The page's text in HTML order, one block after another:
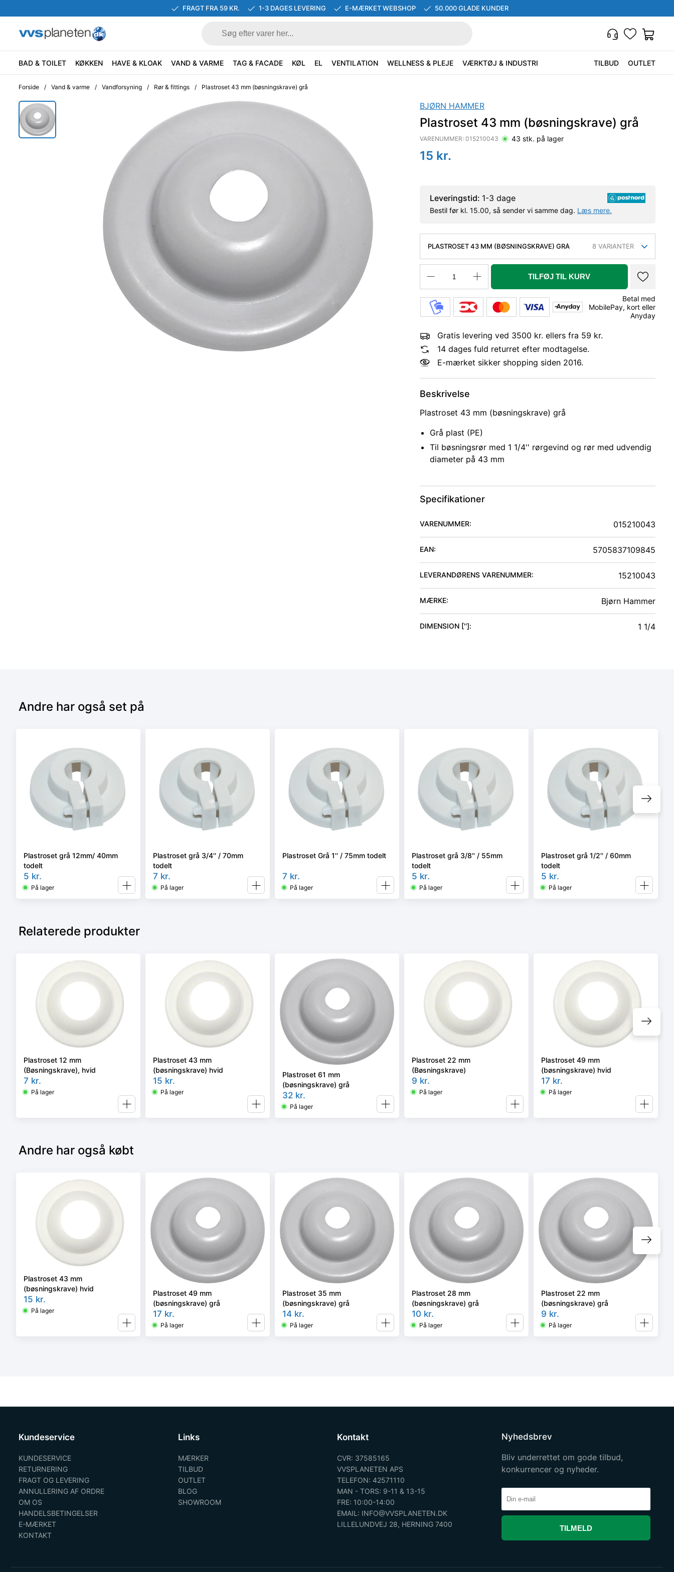
FRAGT FRA 59 KR. 1-3 DAGES LEVERING E-MÆRKET WEBSHOP 50.000 GLADE KUNDER
BAD & TOILET KØKKEN HAVE & KLOAK VAND & VARME TAG & FACADE KØL EL VENTILATION WELLNESS & PLEJE VÆRKTØJ & INDUSTRI TILBUD OUTLET
Forside / Vand & varme / Vandforsyning / Rør & fittings / Plastroset 43 mm (bøsningskrave) grå
BJØRN HAMMER
Plastroset 43 mm (bøsningskrave) grå
VARENUMMER: 015210043 43 stk. på lager
15 kr.
Leveringstid: 1-3 dage
Bestil før kl. 15.00, så sender vi samme dag. Læs mere.
PLASTROSET 43 MM (BØSNINGSKRAVE) GRÅ 8 VARIANTER
TILFØJ TIL KURV
Betal med
MobilePay, kort eller
Anyday
Gratis levering ved 3500 kr. ellers fra 59 kr.
14 dages fuld returret efter modtagelse.
E-mærket sikker shopping siden 2016.
Beskrivelse
Plastroset 43 mm (bøsningskrave) grå
Grå plast (PE)
Til bøsningsrør med 1 1/4'' rørgevind og rør med udvendig
diameter på 43 mm
Specifikationer
VARENUMMER: 015210043
EAN: 5705837109845
LEVERANDØRENS VARENUMMER: 15210043
MÆRKE: Bjørn Hammer
DIMENSION ['']: 1 1/4
Andre har også set på
Plastroset grå 12mm/ 40mm
todelt
5 kr.
På lager
Plastroset grå 3/4'' / 70mm
todelt
7 kr.
På lager
Plastroset Grå 1'' / 75mm todelt
7 kr.
På lager
Plastroset grå 3/8'' / 55mm
todelt
5 kr.
På lager
Plastroset grå 1/2'' / 60mm
todelt
5 kr.
På lager
Relaterede produkter
Plastroset 12 mm
(Bøsningskrave), hvid
7 kr.
På lager
Plastroset 43 mm
(bøsningskrave) hvid
15 kr.
På lager
Plastroset 61 mm
(bøsningskrave) grå
32 kr.
På lager
Plastroset 22 mm
(Bøsningskrave)
9 kr.
På lager
Plastroset 49 mm
(bøsningskrave) hvid
17 kr.
På lager
Andre har også købt
Plastroset 43 mm
(bøsningskrave) hvid
15 kr.
På lager
Plastroset 49 mm
(bøsningskrave) grå
17 kr.
På lager
Plastroset 35 mm
(bøsningskrave) grå
14 kr.
På lager
Plastroset 28 mm
(bøsningskrave) grå
10 kr.
På lager
Plastroset 22 mm
(bøsningskrave) grå
9 kr.
På lager
Kundeservice
KUNDESERVICE
RETURNERING
FRAGT OG LEVERING
ANNULLERING AF ORDRE
OM OS
HANDELSBETINGELSER
E-MÆRKET
KONTAKT
Links
MÆRKER
TILBUD
OUTLET
BLOG
SHOWROOM
Kontakt
CVR: 37585165
VVSPLANETEN APS
TELEFON: 42571110
MAN - TORS: 9-11 & 13-15
FRE: 10:00-14:00
EMAIL: INFO@VVSPLANETEN.DK
LILLELUNDVEJ 28, HERNING 7400
Nyhedsbrev
Bliv underrettet om gode tilbud,
konkurrencer og nyheder.
TILMELD